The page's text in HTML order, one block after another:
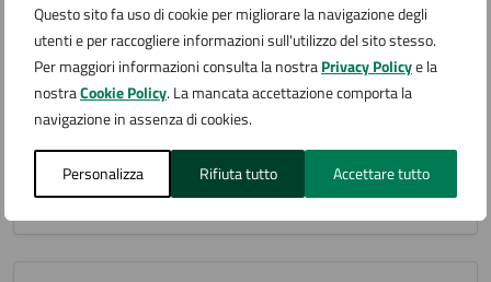
Questo sito fa uso di cookie per migliorare la navigazione degli
utenti e per raccogliere informazioni sull'utilizzo del sito stesso.
Per maggiori informazioni consulta la nostraPrivacy Policye la
nostraCookie Policy. La mancata accettazione comporta la
navigazione in assenza di cookies.
Personalizza Rifiuta tutto Accettare tutto
Manifestazione sportiva
Mercatino